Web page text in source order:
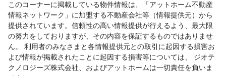
このコーナーに掲載している物件情報は、「アットホーム不動産
情報ネットワーク」に加盟する不動産会社等（情報提供元）から
提供されています。信頼性の高い情報提供が行えるよう、最大限
の努力をしておりますが、その内容を保証するものではありませ
ん。 利用者のみなさまと各情報提供元との取引に起因する損害お
よび情報が掲載されたことに起因する損害等については、 ジオテ
クノロジーズ株式会社、およびアットホームは一切責任を負いま